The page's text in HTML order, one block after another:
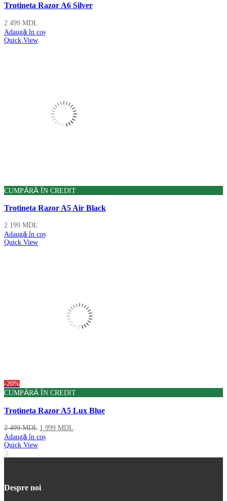
Trotineta Razor A6 Silver
2 499 MDL
Adaugă în coș
Quick View
CUMPĂRĂ ÎN CREDIT
Trotineta Razor A5 Air Black
2 199 MDL
Adaugă în coș
Quick View
-20%
CUMPĂRĂ ÎN CREDIT
Trotineta Razor A5 Lux Blue
2 499MDL 1 999 MDL
Adaugă în coș
Quick View
X
Despre noi